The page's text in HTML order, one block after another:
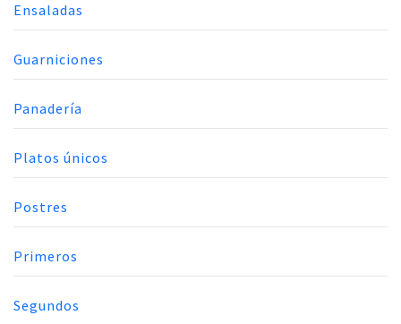
Ensaladas
Guarniciones
Panadería
Platos únicos
Postres
Primeros
Segundos